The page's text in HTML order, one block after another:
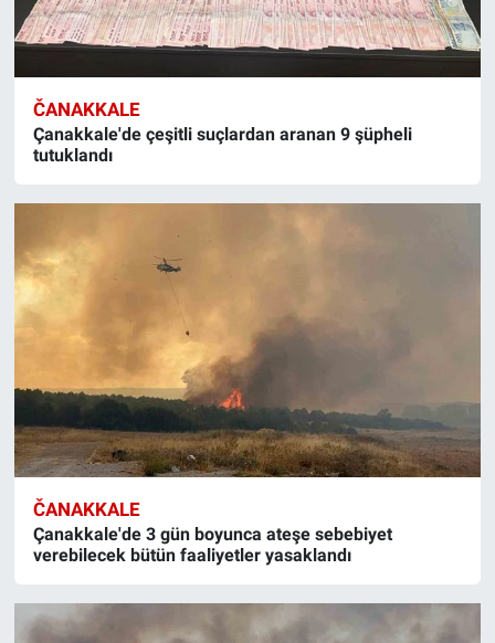
ČANAKKALE
Çanakkale'de çeşitli suçlardan aranan 9 şüpheli
tutuklandı
ČANAKKALE
Çanakkale'de 3 gün boyunca ateşe sebebiyet
verebilecek bütün faaliyetler yasaklandı